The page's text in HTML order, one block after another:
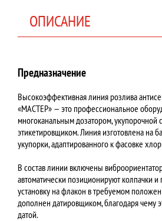
ОПИСАНИЕ
Предназначение
Высокоэффективная линия розлива
«МАСТЕР» — это профессиональное
многоканальным дозатором, укупорочной
этикетировщиком. Линия изготовлена на
укупорки, адаптированного к фасовке
В состав линии включены
автоматически позиционируют колпачки
установку на флакон в требуемом
дополнен датировщиком, благодаря чему
датой.